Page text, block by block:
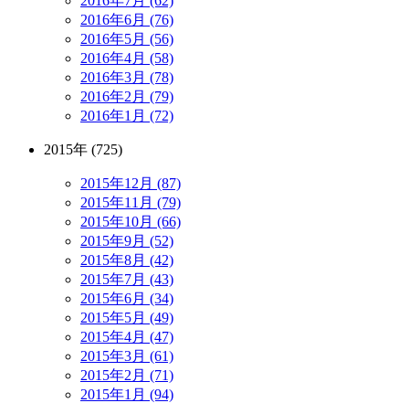
2016年6月 (76)
2016年5月 (56)
2016年4月 (58)
2016年3月 (78)
2016年2月 (79)
2016年1月 (72)
2015年 (725)
2015年12月 (87)
2015年11月 (79)
2015年10月 (66)
2015年9月 (52)
2015年8月 (42)
2015年7月 (43)
2015年6月 (34)
2015年5月 (49)
2015年4月 (47)
2015年3月 (61)
2015年2月 (71)
2015年1月 (94)